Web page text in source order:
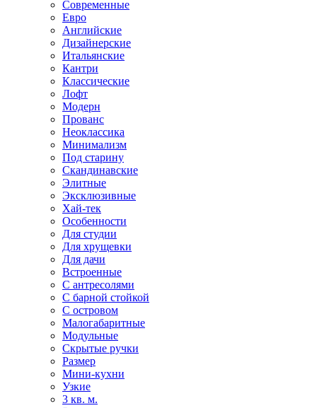
Современные
Евро
Английские
Дизайнерские
Итальянские
Кантри
Классические
Лофт
Модерн
Прованс
Неоклассика
Минимализм
Под старину
Скандинавские
Элитные
Эксклюзивные
Хай-тек
Особенности
Для студии
Для хрущевки
Для дачи
Встроенные
С антресолями
С барной стойкой
С островом
Малогабаритные
Модульные
Скрытые ручки
Размер
Мини-кухни
Узкие
3 кв. м.